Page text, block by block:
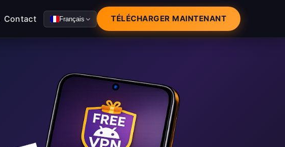
Contact Français TÉLÉCHARGER MAINTENANT